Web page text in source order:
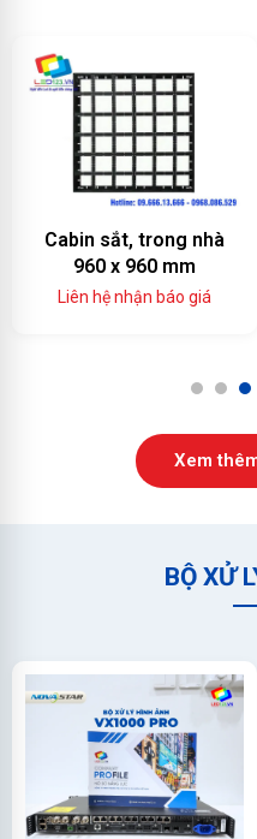
Cabin sắt, trong nhà
960 x 960 mm
Liên hệ nhận báo giá
1 2 3
Xem
BỘ XỬ